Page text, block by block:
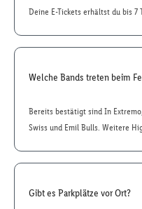
Deine E-Tickets erhältst du bis 7
Welche Bands treten beim
Bereits bestätigt sind In
Swiss und Emil Bulls. Weitere
Gibt es Parkplätze vor Ort?